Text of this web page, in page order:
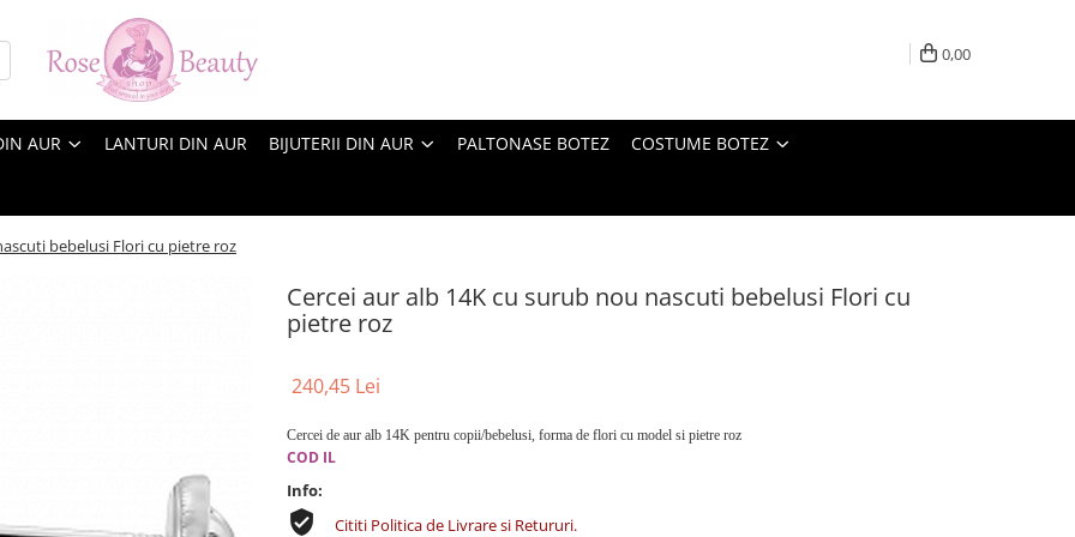
0,00
AUR LANTURI DIN AUR BIJUTERII DIN AUR PALTONASE BOTEZ COSTUME BOTEZ
bebelusi Flori cu pietre roz
Cercei aur alb 14K cu surub nou nascuti bebelusi Flori cu
pietre roz
240,45 Lei
Cercei de aur alb 14K pentru copii/bebelusi, forma de flori cu model si pietre roz
COD IL
Info:
Cititi Politica de Livrare si Retururi.